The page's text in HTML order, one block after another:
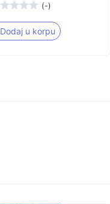
(-)
Dodaj u korpu